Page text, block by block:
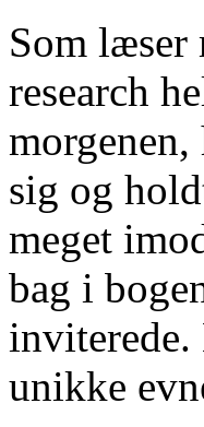
Som læser
research
sig og
meget
bag i
inviterede.
unikke